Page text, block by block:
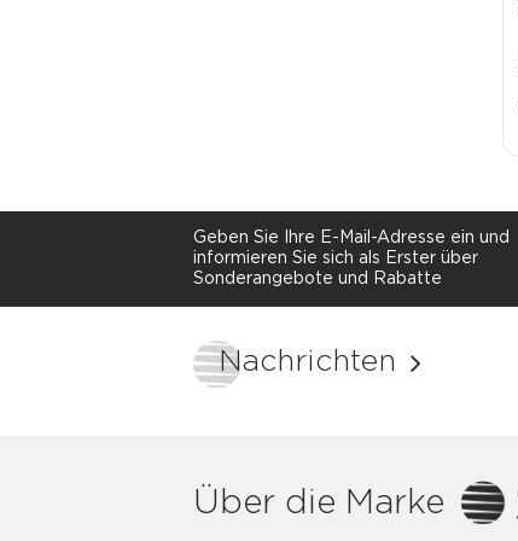
Geben Sie Ihre E-Mail-Adresse ein und
informieren Sie sich als Erster über
Sonderangebote und Rabatte
Nachrichten
Über die Marke